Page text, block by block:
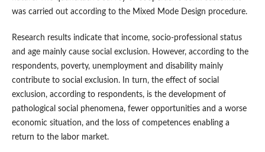
was carried out according to the Mixed Mode Design procedure.
Research results indicate that income, socio-professional status
and age mainly cause social exclusion. However, according to the
respondents, poverty, unemployment and disability mainly
contribute to social exclusion. In turn, the effect of social
exclusion, according to respondents, is the development of
pathological social phenomena, fewer opportunities and a worse
economic situation, and the loss of competences enabling a
return to the labor market.